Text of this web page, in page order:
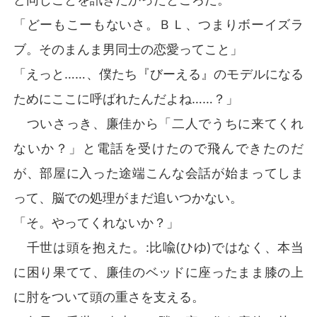
「どーもこーもないさ。ＢＬ、つまりボーイズラ
ブ。そのまんま男同士の恋愛ってこと」
「えっと……、僕たち『びーえる』のモデルになる
ためにここに呼ばれたんだよね……？」
ついさっき、廉佳から「二人でうちに来てくれ
ないか？」と電話を受けたので飛んできたのだ
が、部屋に入った途端こんな会話が始まってしま
って、脳での処理がまだ追いつかない。
「そ。やってくれないか？」
千世は頭を抱えた。:比喩(ひゆ)ではなく、本当
に困り果てて、廉佳のベッドに座ったまま膝の上
に肘をついて頭の重さを支える。